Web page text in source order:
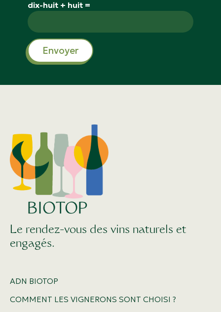
dix-huit + huit =
Le rendez-vous des vins naturels et
engagés.
ADN BIOTOP
COMMENT LES VIGNERONS SONT CHOISI ?